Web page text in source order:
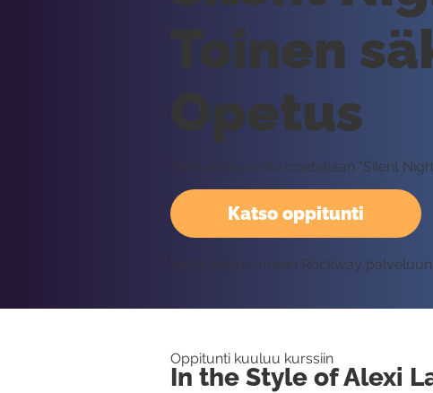
Katso oppitunti
Toinen
Opetus
Tällä oppitunnilla opetellaan "Silent
Vaatii kirjautumisen Rockway palveluun.
Oppitunti kuuluu kurssiin
In the Style of Alexi